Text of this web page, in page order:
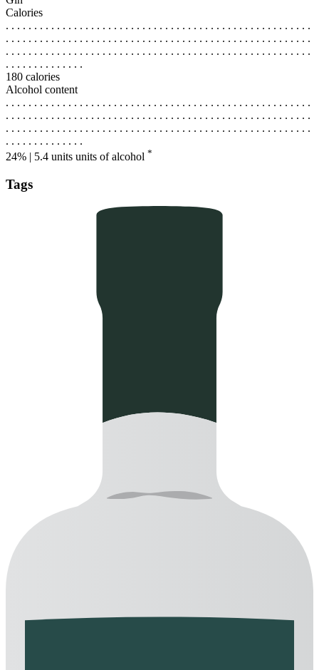
Calories
. . . . . . . . . . . . . . . . . . . . . . . . . . . . . . . . . . . . . . . . . . . . . . . . . . . . . .
. . . . . . . . . . . . . . . . . . . . . . . . . . . . . . . . . . . . . . . . . . . . . . . . . . . . . .
. . . . . . . . . . . . . . . . . . . . . . . . . . . . . . . . . . . . . . . . . . . . . . . . . . . . . .
. . . . . . . . . . . . . .
180 calories
Alcohol content
. . . . . . . . . . . . . . . . . . . . . . . . . . . . . . . . . . . . . . . . . . . . . . . . . . . . . .
. . . . . . . . . . . . . . . . . . . . . . . . . . . . . . . . . . . . . . . . . . . . . . . . . . . . . .
. . . . . . . . . . . . . . . . . . . . . . . . . . . . . . . . . . . . . . . . . . . . . . . . . . . . . .
. . . . . . . . . . . . . .
24% | 5.4 units units of alcohol *
Tags